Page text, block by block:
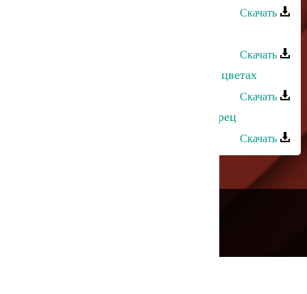
Скачать
Скачать
Машидат Омарасхабова - Пыль на цветах
Скачать
Машидат Омарасхабова - Мой аварец
Скачать